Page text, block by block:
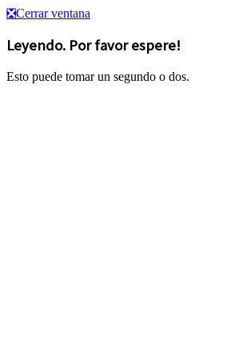
❎Cerrar ventana
Leyendo. Por favor espere!
Esto puede tomar un segundo o dos.